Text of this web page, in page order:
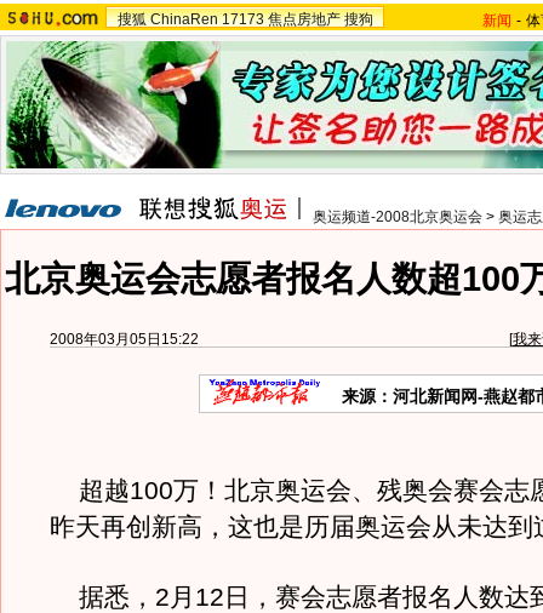
搜狐 ChinaRen 17173 焦点房地产 搜狗 新闻 -
奥运频道-2008北京奥运会 > 奥运
北京奥运会志愿者报名人数超100
2008年03月05日15:22 [我
来源：河北新闻网-燕赵都
超越100万！北京奥运会、残奥会赛会志
昨天再创新高，这也是历届奥运会从未达到
据悉，2月12日，赛会志愿者报名人数达